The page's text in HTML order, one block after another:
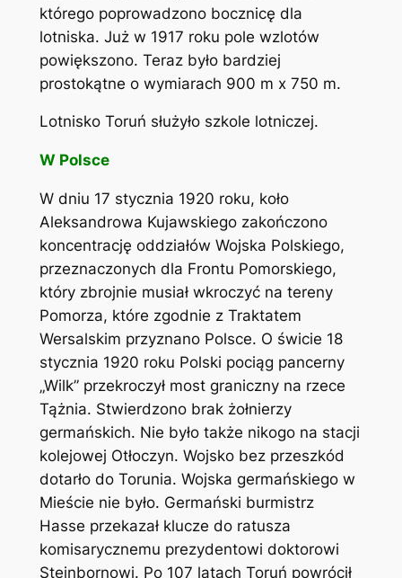
którego poprowadzono bocznicę dla
lotniska. Już w 1917 roku pole wzlotów
powiększono. Teraz było bardziej
prostokątne o wymiarach 900 m x 750 m.
Lotnisko Toruń służyło szkole lotniczej.
W Polsce
W dniu 17 stycznia 1920 roku, koło
Aleksandrowa Kujawskiego zakończono
koncentrację oddziałów Wojska Polskiego,
przeznaczonych dla Frontu Pomorskiego,
który zbrojnie musiał wkroczyć na tereny
Pomorza, które zgodnie z Traktatem
Wersalskim przyznano Polsce. O świcie 18
stycznia 1920 roku Polski pociąg pancerny
„Wilk” przekroczył most graniczny na rzece
Tążnia. Stwierdzono brak żołnierzy
germańskich. Nie było także nikogo na stacji
kolejowej Otłoczyn. Wojsko bez przeszkód
dotarło do Torunia. Wojska germańskiego w
Mieście nie było. Germański burmistrz
Hasse przekazał klucze do ratusza
komisarycznemu prezydentowi doktorowi
Steinbornowi. Po 107 latach Toruń powrócił